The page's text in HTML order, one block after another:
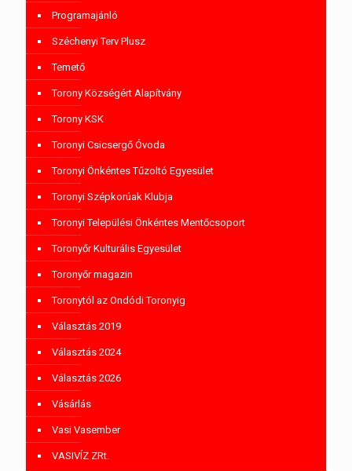
Programajánló
Széchenyi Terv Plusz
Temető
Torony Községért Alapítvány
Torony KSK
Toronyi Csicsergő Óvoda
Toronyi Önkéntes Tűzoltó Egyesület
Toronyi Szépkorúak Klubja
Toronyi Települési Önkéntes Mentőcsoport
Toronyőr Kulturális Egyesület
Toronyőr magazin
Toronytól az Ondódi Toronyig
Választás 2019
Választás 2024
Választás 2026
Vásárlás
Vasi Vasember
VASIVÍZ ZRt.